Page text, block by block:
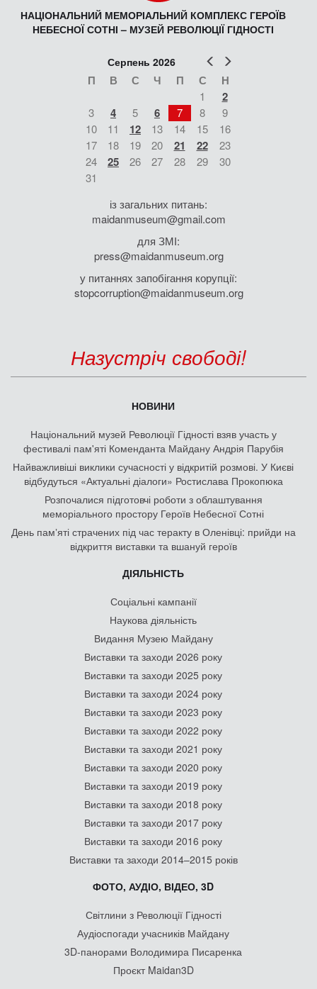
НАЦІОНАЛЬНИЙ МЕМОРІАЛЬНИЙ КОМПЛЕКС ГЕРОЇВ
НЕБЕСНОЇ СОТНІ – МУЗЕЙ РЕВОЛЮЦІЇ ГІДНОСТІ
Попер
Серпень 2026
П В С Ч П С Н
1 2
3 4 5 6 7 8
9
10
11 12 13 14 15
16
17
18 19 20 21 22
23
24
25 26 27 28 29
30
31
із загальних питань:
maidanmuseum@gmail.com
для ЗМІ:
press@maidanmuseum.org
у питаннях запобігання корупції:
stopcorruption@maidanmuseum.org
Назустріч свободі!
НОВИНИ
Національний музей Революції Гідності взяв участь у
фестивалі пам'яті Коменданта Майдану Андрія Парубія
Найважливіші виклики сучасності у відкритій розмові. У Києві
відбудуться «Актуальні діалоги» Ростислава Прокопюка
Розпочалися підготовчі роботи з облаштування
меморіального простору Героїв Небесної Сотні
День памʼяті страчених під час теракту в Оленівці: прийди на
відкриття виставки та вшануй героїв
ДІЯЛЬНІСТЬ
Соціальні кампанії
Наукова діяльність
Видання Музею Майдану
Виставки та заходи 2026 року
Виставки та заходи 2025 року
Виставки та заходи 2024 року
Виставки та заходи 2023 року
Виставки та заходи 2022 року
Виставки та заходи 2021 року
Виставки та заходи 2020 року
Виставки та заходи 2019 року
Виставки та заходи 2018 року
Виставки та заходи 2017 року
Виставки та заходи 2016 року
Виставки та заходи 2014–2015 років
ФОТО, АУДІО, ВІДЕО, 3D
Світлини з Революції Гідності
Аудіоспогади учасників Майдану
3D-панорами Володимира Писаренка
Проєкт Maidan3D